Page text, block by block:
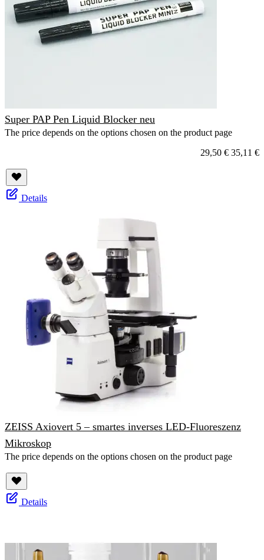
Super PAP Pen Liquid Blocker neu
The price depends on the options chosen on the product page
29,50 € 35,11 €
Details
ZEISS Axiovert 5 – smartes inverses LED-Fluoreszenz
Mikroskop
The price depends on the options chosen on the product page
Details